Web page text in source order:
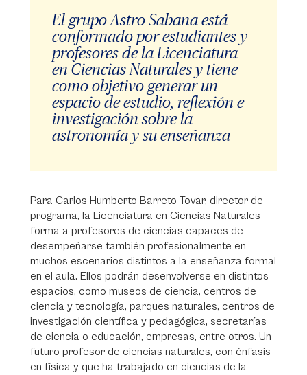
El grupo Astro Sabana está
conformado por estudiantes y
profesores de la Licenciatura
en Ciencias Naturales y tiene
como objetivo generar un
espacio de estudio, reflexión e
investigación sobre la
astronomía y su enseñanza
Para Carlos Humberto Barreto Tovar, director de
programa, la Licenciatura en Ciencias Naturales
forma a profesores de ciencias capaces de
desempeñarse también profesionalmente en
muchos escenarios distintos a la enseñanza formal
en el aula. Ellos podrán desenvolverse en distintos
espacios, como museos de ciencia, centros de
ciencia y tecnología, parques naturales, centros de
investigación científica y pedagógica, secretarías
de ciencia o educación, empresas, entre otros. Un
futuro profesor de ciencias naturales, con énfasis
en física y que ha trabajado en ciencias de la